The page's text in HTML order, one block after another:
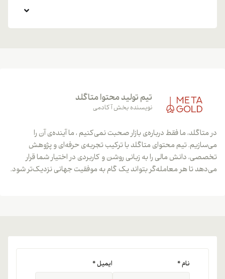
تیم تولید محتوا متاگلد
نویسنده بخش آکادمی
در متاگلد، ما فقط درباره‌ی بازار صحبت نمی‌کنیم ، ما آینده‌ی آن را
می‌سازیم. تیم محتوای متاگلد با ترکیب تجربه‌ی حرفه‌ای و پژوهش
تخصصی، دانش مالی را به زبانی روشن و کاربردی در اختیار شما قرار
می‌دهد تا هر معامله‌گر بتواند یک گام به موفقیت جهانی نزدیک‌تر شود.
نام* ایمیل*